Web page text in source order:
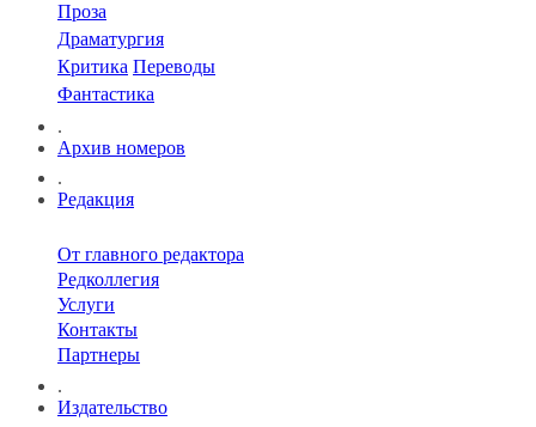
Проза
Драматургия
Критика Переводы
Фантастика
.
Архив номеров
.
Редакция
От главного редактора
Редколлегия
Услуги
Контакты
Партнеры
.
Издательство